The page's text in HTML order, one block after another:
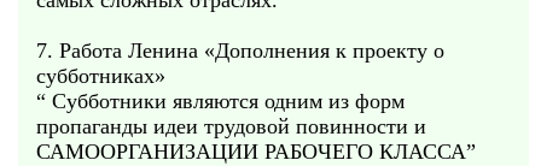
7. Работа Ленина «Дополнения к проекту о
субботниках»
“ Субботники являются одним из форм
пропаганды идеи трудовой повинности и
САМООРГАНИЗАЦИИ РАБОЧЕГО КЛАССА”